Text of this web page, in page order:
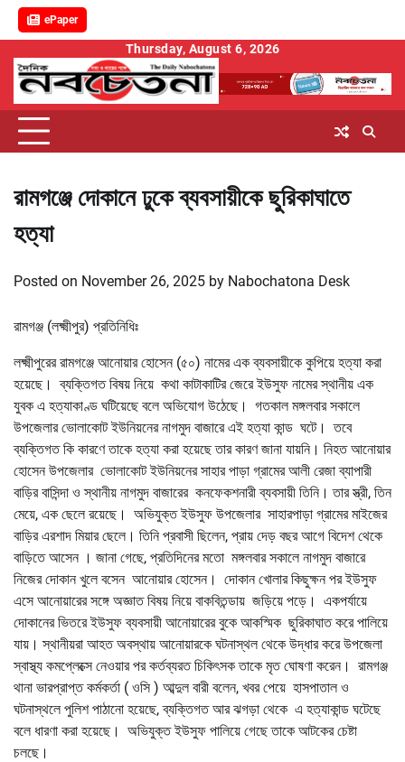
ePaper
content
Thursday, August 6, 2026
রামগঞ্জে দোকানে ঢুকে ব্যবসায়ীকে ছুরিকাঘাতে
হত্যা
Posted on November 26, 2025 by Nabochatona Desk
রামগঞ্জ (লক্ষ্মীপুর) প্রতিনিধিঃ
লক্ষ্মীপুরের রামগঞ্জে আনোয়ার হোসেন (৫০) নামের এক ব্যবসায়ীকে কুপিয়ে হত্যা করা
হয়েছে। ব্যক্তিগত বিষয় নিয়ে কথা কাটাকাটির জেরে ইউসুফ নামের স্থানীয় এক
যুবক এ হত্যাকাণ্ড ঘটিয়েছে বলে অভিযোগ উঠেছে। গতকাল মঙ্গলবার সকালে
উপজেলার ভোলাকোট ইউনিয়নের নাগমুদ বাজারে এই হত্যা কান্ড ঘটে। তবে
ব্যক্তিগত কি কারণে তাকে হত্যা করা হয়েছে তার কারণ জানা যায়নি। নিহত আনোয়ার
হোসেন উপজেলার ভোলাকোট ইউনিয়নের সাহার পাড়া গ্রামের আলী রেজা ব্যাপারী
বাড়ির বাসিন্দা ও স্থানীয় নাগমুদ বাজারের কনফেকশনারী ব্যবসায়ী তিনি। তার স্ত্রী, তিন
মেয়ে, এক ছেলে রয়েছে। অভিযুক্ত ইউসুফ উপজেলার সাহারপাড়া গ্রামের মাইজের
বাড়ির এরশাদ মিয়ার ছেলে। তিনি প্রবাসী ছিলেন, প্রায় দেড় বছর আগে বিদেশ থেকে
বাড়িতে আসেন । জানা গেছে, প্রতিদিনের মতো মঙ্গলবার সকালে নাগমুদ বাজারে
নিজের দোকান খুলে বসেন আনোয়ার হোসেন। দোকান খোলার কিছুক্ষন পর ইউসুফ
এসে আনোয়ারের সঙ্গে অজ্ঞাত বিষয় নিয়ে বাকবিতন্ডায় জড়িয়ে পড়ে। একপর্যায়ে
দোকানের ভিতরে ইউসুফ ব্যবসায়ী আনোয়ারের বুকে আকস্মিক ছুরিকাঘাত করে পালিয়ে
যায়। স্থানীয়রা আহত অবস্থায় আনোয়ারকে ঘটনাস্থল থেকে উদ্ধার করে উপজেলা
স্বাস্থ্য কমপ্লেক্সে নেওয়ার পর কর্তব্যরত চিকিৎসক তাকে মৃত ঘোষণা করেন। রামগঞ্জ
থানা ভারপ্রাপ্ত কর্মকর্তা ( ওসি ) আব্দুল বারী বলেন, খবর পেয়ে হাসপাতাল ও
ঘটনাস্থলে পুলিশ পাঠানো হয়েছে, ব্যক্তিগত আর ঝগড়া থেকে এ হত্যাকান্ড ঘটেছে
বলে ধারণা করা হয়েছে। অভিযুক্ত ইউসুফ পালিয়ে গেছে তাকে আটকের চেষ্টা
চলছে।